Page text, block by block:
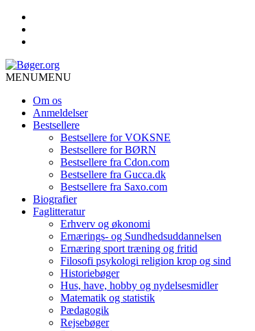
MENUMENU
Om os
Anmeldelser
Bestsellere
Bestsellere for VOKSNE
Bestsellere for BØRN
Bestsellere fra Cdon.com
Bestsellere fra Gucca.dk
Bestsellere fra Saxo.com
Biografier
Faglitteratur
Erhverv og økonomi
Ernærings- og Sundhedsuddannelsen
Ernæring sport træning og fritid
Filosofi psykologi religion krop og sind
Historiebøger
Hus, have, hobby og nydelsesmidler
Matematik og statistik
Pædagogik
Rejsebøger